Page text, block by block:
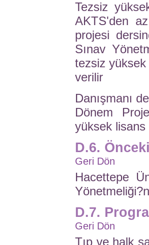
Tezsiz
AKTS'den
projesi
Sınav
tezsiz yüksek
verilir
Danışmanı
Dönem
yüksek lisans
D.6.
Geri Dön
Hacettepe
D.7.
Geri Dön
Tıp ve halk